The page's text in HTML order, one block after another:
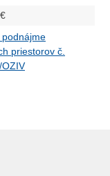
priestorov č.
OZIV